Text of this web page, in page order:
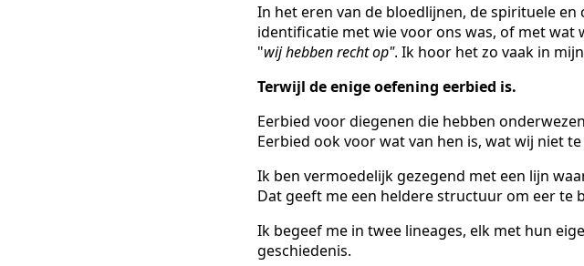
In het eren van de bloedlijnen, de spirituele
identificatie met wie voor ons was, of met wat
"wij hebben recht op". Ik hoor het zo vaak in
Terwijl de enige oefening eerbied is.
Eerbied voor diegenen die hebben
Eerbied ook voor wat van hen is, wat wij niet
Ik ben vermoedelijk gezegend met een lijn
Dat geeft me een heldere structuur om eer te
Ik begeef me in twee lineages, elk met hun
geschiedenis.